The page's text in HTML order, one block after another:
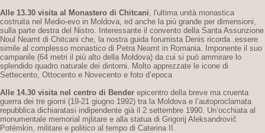
Alle 13.30 visita al Monastero di Chitcani, l'ultima unità monastica
costruita nel Medio-evo in Moldova, ed anche la più grande per dimensioni,
sulla parte destra del Nistro. Interessante il convento della Santa Assunzione
Noul Neamt di Chitcani che, la nostra guida forumista Denis ricorda .essere
simile al complesso monastico di Petra Neamt in Romania. Imponente il suo
campanile (64 metri il più alto della Moldova) da cui si può ammirare lo
splendido quadro naturale dei dintorni. Molto apprezzate le icone di
Settecento, Ottocento e Novecento e foto d’epoca
Alle 14.30 visita nel centro di Bender epicentro della breve ma cruenta
guerra dei tre giorni (19-21 giugno 1992) tra la Moldova e l’autoproclamata
repubblica dichiaratasi indipendente già il 2 settembre 1990. Un’occhiata al
monumentale memorial mjlitare e alla statua di Grigorij Aleksandrovič
Potëmkin, militare e politico al tempo di Caterina II.